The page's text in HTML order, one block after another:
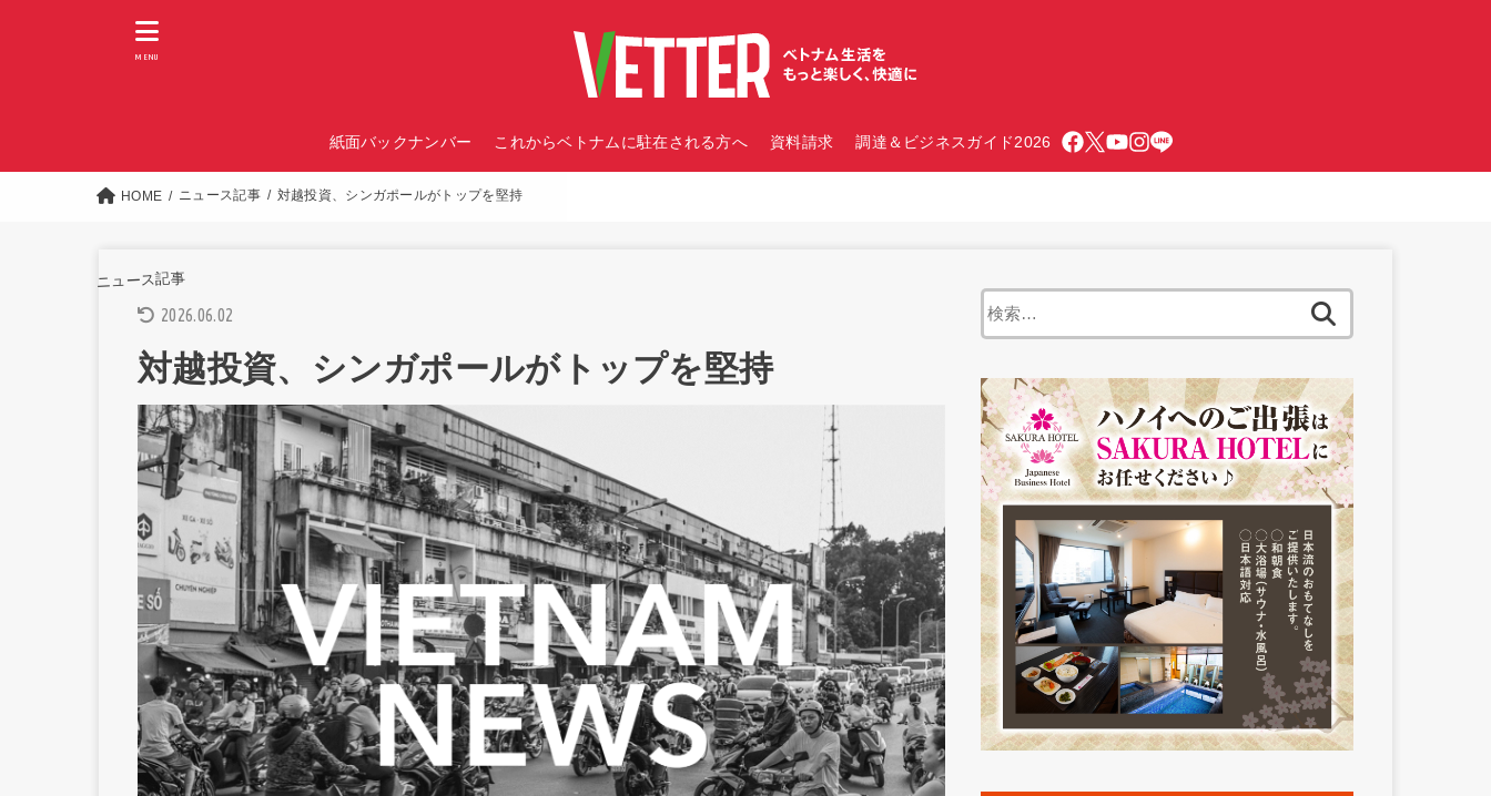
紙面バックナンバー これからベトナムに駐在される方へ 資料請求 調達＆ビジネスガイド2026
MENU
HOME ニュース記事 対越投資、シンガポールがトップを堅持
ニュース記事
2026.06.02
対越投資、シンガポールがトップを堅持